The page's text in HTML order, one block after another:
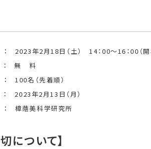
年2月18日（土） 14：00～16：00（開
無 料
名（先着順）
2023年2月13日（月）
美科学研究所
について】